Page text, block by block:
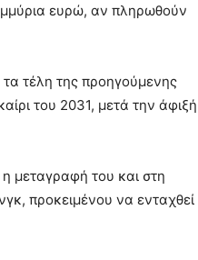
ευρώ, αν πληρωθούν
τέλη της προηγούμενης
του 2031, μετά την άφιξή
μεταγραφή του και στη
προκειμένου να ενταχθεί